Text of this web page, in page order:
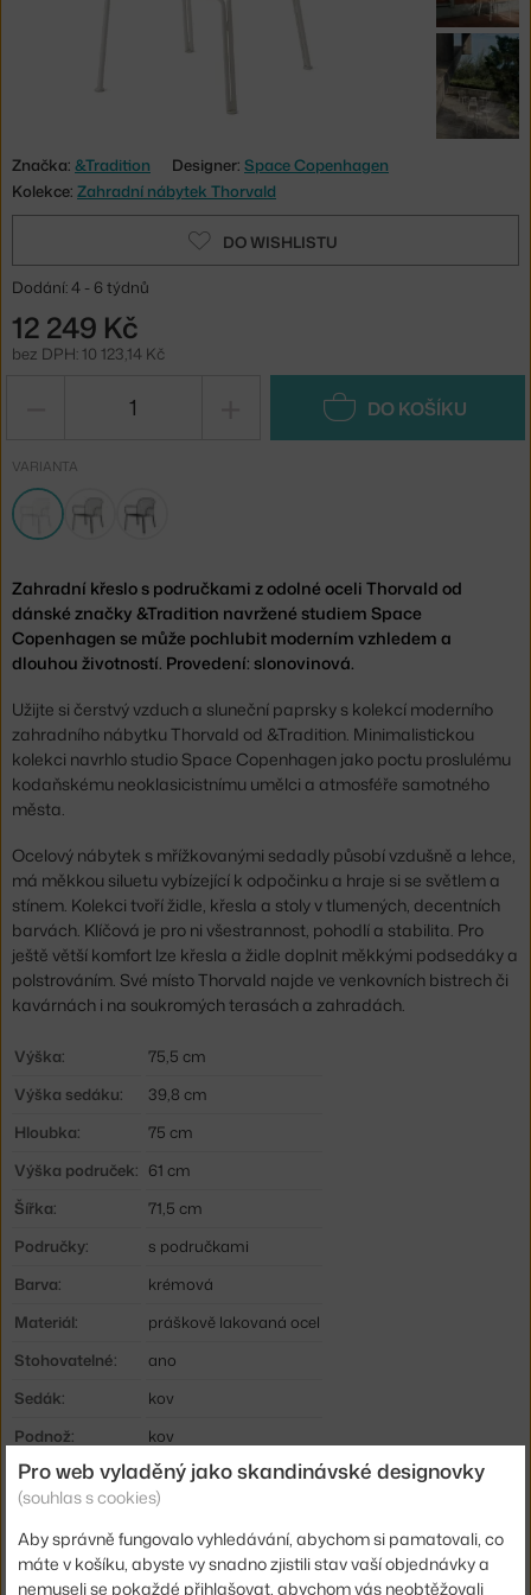
Značka: &Tradition Designer: Space Copenhagen
Kolekce: Zahradní nábytek Thorvald
DO WISHLISTU
Dodání: 4 - 6 týdnů
12 249 Kč
bez DPH: 10 123,14 Kč
DO KOŠÍKU
VARIANTA
Zahradní křeslo s područkami z odolné oceli Thorvald od
dánské značky &Tradition navržené studiem Space
Copenhagen se může pochlubit moderním vzhledem a
dlouhou životností. Provedení: slonovinová.
Užijte si čerstvý vzduch a sluneční paprsky s kolekcí moderního
zahradního nábytku Thorvald od &Tradition. Minimalistickou
kolekci navrhlo studio Space Copenhagen jako poctu proslulému
kodaňskému neoklasicistnímu umělci a atmosféře samotného
města.
Ocelový nábytek s mřížkovanými sedadly působí vzdušně a lehce,
má měkkou siluetu vybízející k odpočinku a hraje si se světlem a
stínem. Kolekci tvoří židle, křesla a stoly v tlumených, decentních
barvách. Klíčová je pro ni všestrannost, pohodlí a stabilita. Pro
ještě větší komfort lze křesla a židle doplnit měkkými podsedáky a
polstrováním. Své místo Thorvald najde ve venkovních bistrech či
kavárnách i na soukromých terasách a zahradách.
Výška:
75,5 cm
Výška sedáku:
39,8 cm
Hloubka:
75 cm
Výška područek: 61 cm
Šířka:
71,5 cm
Područky:
s područkami
Barva:
krémová
Materiál:
práškově lakovaná ocel
Stohovatelné:
ano
Sedák:
kov
Podnož:
kov
Typ:
Křeslo / ottoman
Kód produktu
AND-135637
EAN
5705385041833
Pro web vyladěný jako skandinávské designovky
(souhlas s cookies)
Aby správně fungovalo vyhledávání, abychom si pamatovali, co
máte v košíku, abyste vy snadno zjistili stav vaší objednávky a
nemuseli se pokaždé přihlašovat, abychom vás neobtěžovali